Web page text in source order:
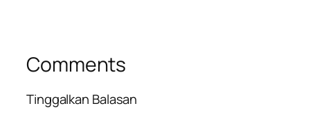
Comments
Tinggalkan Balasan